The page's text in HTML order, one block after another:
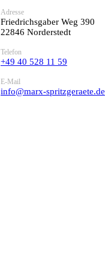
Adresse
Friedrichsgaber Weg 390
22846 Norderstedt
Telefon
+49 40 528 11 59
E-Mail
info@marx-spritzgeraete.de